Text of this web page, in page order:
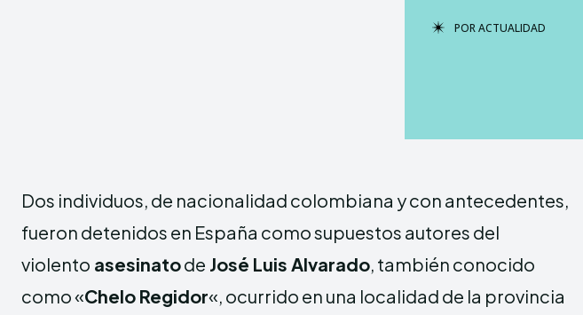
PORACTUALIDAD
Dos individuos, de nacionalidad colombiana y con antecedentes,
fueron detenidos en España como supuestos autores del
violento asesinatode José Luis Alvarado, también conocido
como «Chelo Regidor«, ocurrido en una localidad de la provincia